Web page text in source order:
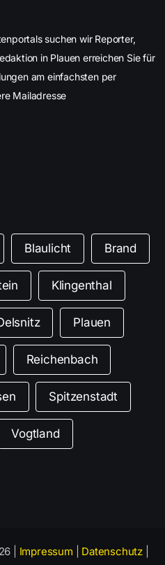
suchen wir Reporter,
in Plauen erreichen Sie für
am einfachsten per
Mailadresse
Blaulicht Brand
Klingenthal
Plauen
Reichenbach
Spitzenstadt
Vogtland
| Impressum Datenschutz